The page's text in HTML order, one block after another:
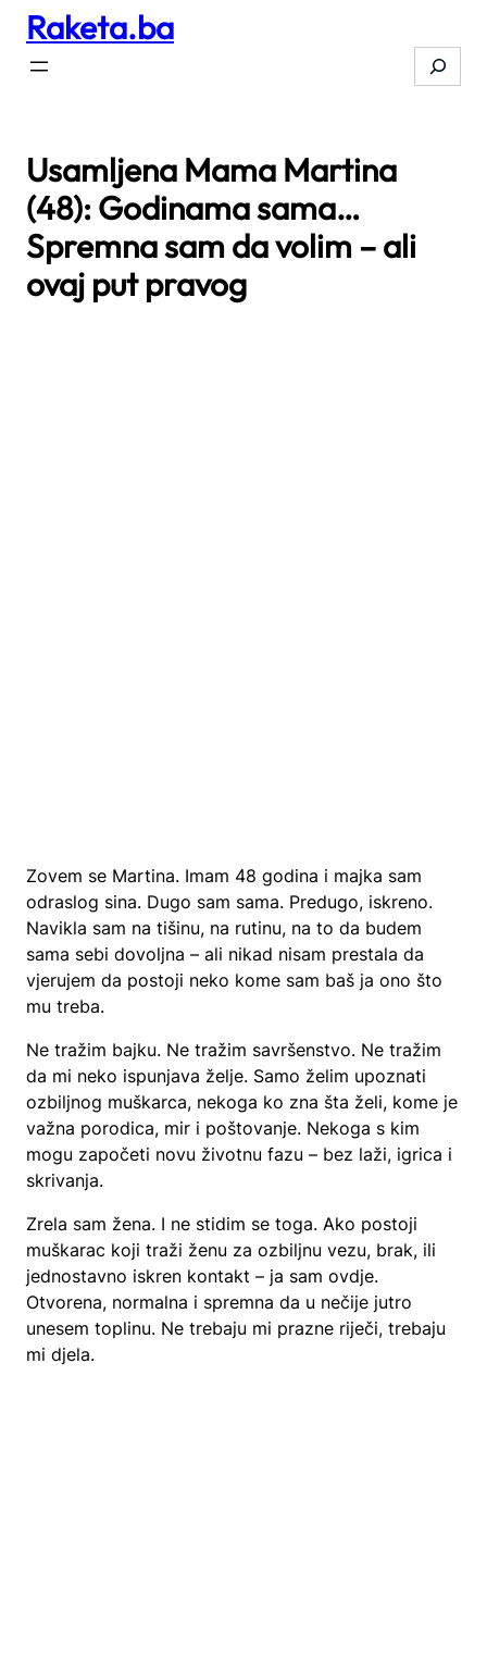
Skip
content
Raketa.ba
Search
Usamljena Mama Martina
(48): Godinama sama…
Spremna sam da volim – ali
ovaj put pravog
Zovem se Martina. Imam 48 godina i majka sam
odraslog sina. Dugo sam sama. Predugo, iskreno.
Navikla sam na tišinu, na rutinu, na to da budem
sama sebi dovoljna – ali nikad nisam prestala da
vjerujem da postoji neko kome sam baš ja ono što
mu treba.
Ne tražim bajku. Ne tražim savršenstvo. Ne tražim
da mi neko ispunjava želje. Samo želim upoznati
ozbiljnog muškarca, nekoga ko zna šta želi, kome je
važna porodica, mir i poštovanje. Nekoga s kim
mogu započeti novu životnu fazu – bez laži, igrica i
skrivanja.
Zrela sam žena. I ne stidim se toga. Ako postoji
muškarac koji traži ženu za ozbiljnu vezu, brak, ili
jednostavno iskren kontakt – ja sam ovdje.
Otvorena, normalna i spremna da u nečije jutro
unesem toplinu. Ne trebaju mi prazne riječi, trebaju
mi djela.